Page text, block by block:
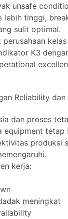
unsafe
lebih tinggi,
sulit optimal.
perusahaan
K3
Reliability dan
dan proses
equipment tetap
produksi
kerja:
meningkat